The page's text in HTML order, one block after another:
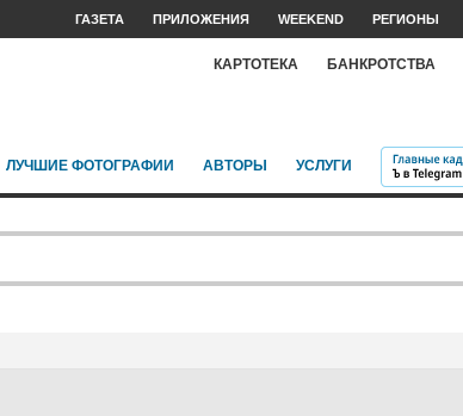
ГАЗЕТА ПРИЛОЖЕНИЯ WEEKEND РЕГИОНЫ
КАРТОТЕКА БАНКРОТСТВА
ЛУЧШИЕ ФОТОГРАФИИ АВТОРЫ УСЛУГИ